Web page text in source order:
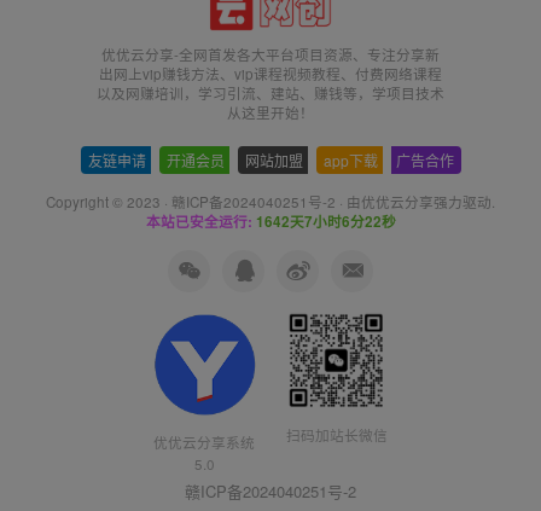
优优云分享-全网首发各大平台项目资源、专注分享新
出网上vip赚钱方法、vip课程视频教程、付费网络课程
以及网赚培训，学习引流、建站、赚钱等，学项目技术
从这里开始！
友链申请 开通会员 网站加盟 app下载 广告合作
Copyright © 2023 · 赣ICP备2024040251号-2 · 由优优云分享强力驱动.
本站已安全运行: 1642天7小时6分23秒
优优云分享系统
5.0
扫码加站长微信
赣ICP备2024040251号-2